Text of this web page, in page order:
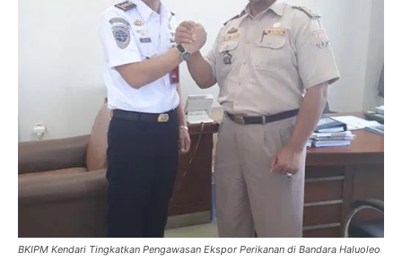
BKIPM Kendari Tingkatkan Pengawasan Ekspor Perikanan di Bandara Haluoleo